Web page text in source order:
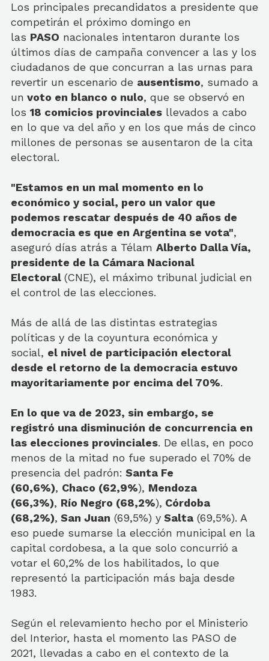
Los principales precandidatos a presidente que
competirán el próximo domingo en
las PASO nacionales intentaron durante los
últimos días de campaña convencer a las y los
ciudadanos de que concurran a las urnas para
revertir un escenario de ausentismo, sumado a
un voto en blanco o nulo, que se observó en
los 18 comicios provinciales llevados a cabo
en lo que va del año y en los que más de cinco
millones de personas se ausentaron de la cita
electoral.
"Estamos en un mal momento en lo
económico y social, pero un valor que
podemos rescatar después de 40 años de
democracia es que en Argentina se vota",
aseguró días atrás a Télam Alberto Dalla Vía,
presidente de la Cámara Nacional
Electoral (CNE), el máximo tribunal judicial en
el control de las elecciones.
Más de allá de las distintas estrategias
políticas y de la coyuntura económica y
social, el nivel de participación electoral
desde el retorno de la democracia estuvo
mayoritariamente por encima del 70%.
En lo que va de 2023, sin embargo, se
registró una disminución de concurrencia en
las elecciones provinciales. De ellas, en poco
menos de la mitad no fue superado el 70% de
presencia del padrón: Santa Fe
(60,6%), Chaco (62,9%), Mendoza
(66,3%), Río Negro (68,2%), Córdoba
(68,2%), San Juan (69,5%) y Salta (69,5%). A
eso puede sumarse la elección municipal en la
capital cordobesa, a la que solo concurrió a
votar el 60,2% de los habilitados, lo que
representó la participación más baja desde
1983.
Según el relevamiento hecho por el Ministerio
del Interior, hasta el momento las PASO de
2021, llevadas a cabo en el contexto de la